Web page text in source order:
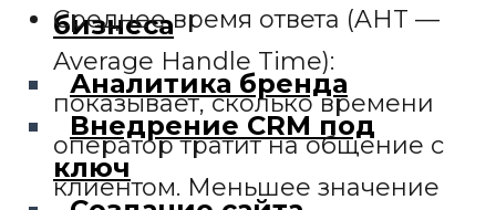
бизнеса
Аналитика бренда
Внедрение CRM под
ключ
Среднее время ответа (AHT —
Average Handle Time):
показывает, сколько времени
оператор тратит на общение с
клиентом. Меньшее значение